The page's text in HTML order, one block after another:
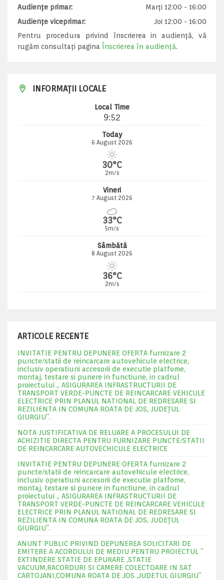
Audiențe primar:
Marți 12:00 - 16:00
Audiențe viceprimar:
Joi 12:00 - 16:00
Pentru procedura privind înscrierea in audiență, vă
rugăm consultați pagina Înscrierea în audiență.
INFORMAȚII LOCALE
Local Time
9:52
Today
6 August 2026
30°C
2m/s
Vineri
7 August 2026
33°C
5m/s
Sâmbătă
8 August 2026
36°C
2m/s
ARTICOLE RECENTE
INVITATIE PENTRU DEPUNERE OFERTA furnizare 2
puncte/statii de reincarcare autovehicule electrice,
inclusiv operatiuni accesorii de executie platfome,
montaj, testare si punere in functiune, in cadrul
proiectului „ ASIGURAREA INFRASTRUCTURII DE
TRANSPORT VERDE-PUNCTE DE REINCARCARE VEHICULE
ELECTRICE PRIN PLANUL NATIONAL DE REDRESARE SI
REZILIENTA IN COMUNA ROATA DE JOS, JUDEŢUL
GIURGIU”.
NOTA JUSTIFICATIVA DE RELUARE A PROCESULUI DE
ACHIZITIE DIRECTA PENTRU FURNIZARE PUNCTE/STATII
DE REINCARCARE AUTOVECHICULE ELECTRICE
INVITATIE PENTRU DEPUNERE OFERTA furnizare 2
puncte/statii de reincarcare autovehicule electrice,
inclusiv operatiuni accesorii de executie platfome,
montaj, testare si punere in functiune, in cadrul
proiectului „ ASIGURAREA INFRASTRUCTURII DE
TRANSPORT VERDE-PUNCTE DE REINCARCARE VEHICULE
ELECTRICE PRIN PLANUL NATIONAL DE REDRESARE SI
REZILIENTA IN COMUNA ROATA DE JOS, JUDEŢUL
GIURGIU”.
ANUNT PUBLIC PRIVIND DEPUNEREA SOLICITARI DE
EMITERE A ACORDULUI DE MEDIU PENTRU PROIECTUL ”
EXTINDERE STATIE DE EPURARE ,STATIE
VACUUM,RACORDURI SI CAMERE COLECTOARE IN SAT
CARTOJANI,COMUNA ROATA DE JOS ,JUDETUL GIURGIU”